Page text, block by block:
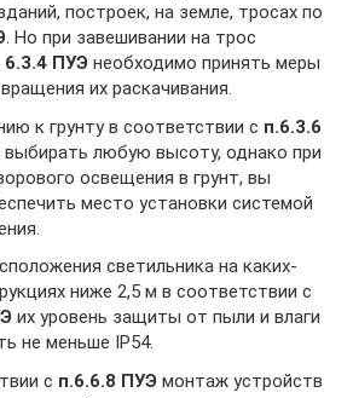
построек, на земле, тросах по
. Но при завешивании на трос
6.3.4 ПУЭ необходимо принять меры
их раскачивания.
к грунту в соответствии с п.6.3.6
любую высоту, однако при
освещения в грунт, вы
место установки системой
светильника на каких-
ниже 2,5 м в соответствии с
их уровень защиты от пыли и влаги
не меньше IP54.
с п.6.6.8 ПУЭ монтаж устройств